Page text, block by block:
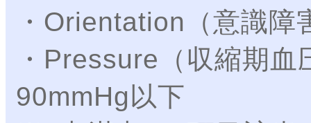
・Orientation（意
・Pressure（収縮
90mmHg以下